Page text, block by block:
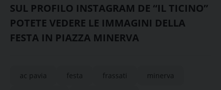
SUL PROFILO INSTAGRAM DE “IL TICINO”
POTETE VEDERE LE IMMAGINI DELLA
FESTA IN PIAZZA MINERVA
ac pavia festa frassati minerva